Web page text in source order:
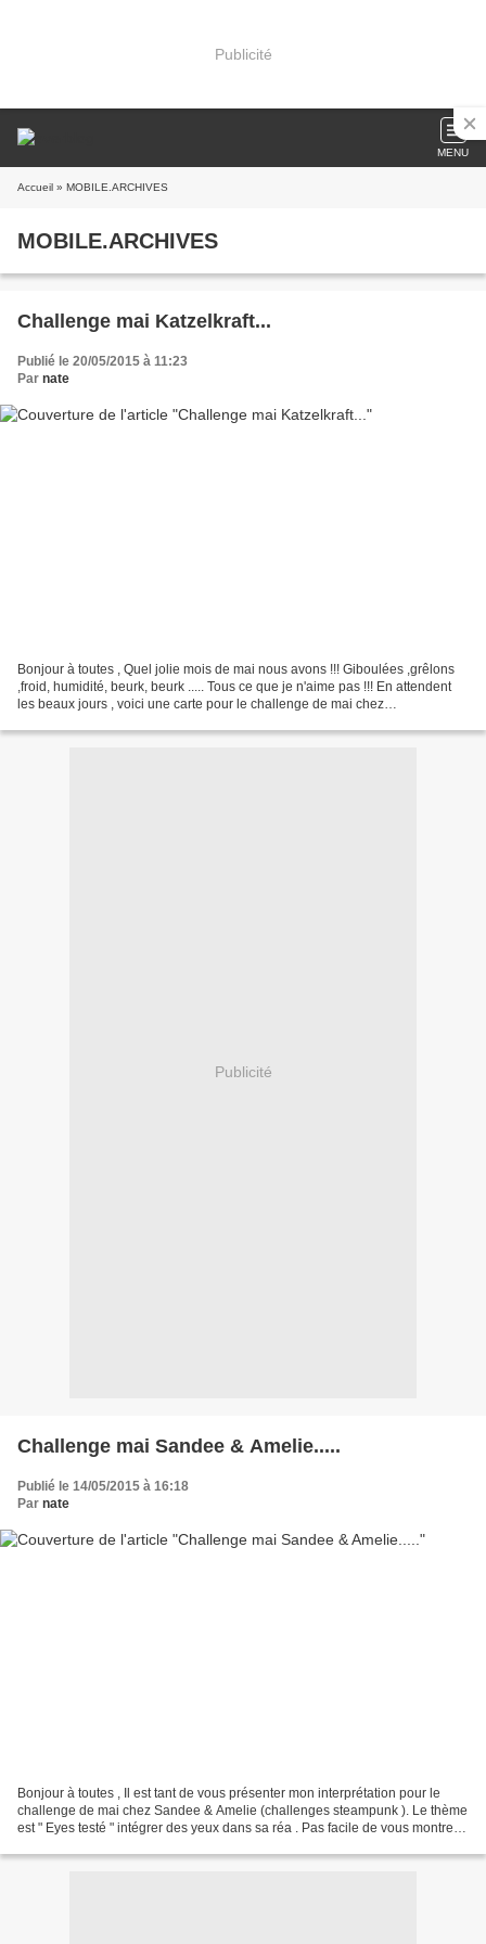
Publicité
MENU
Accueil » MOBILE.ARCHIVES
MOBILE.ARCHIVES
Challenge mai Katzelkraft...
Publié le 20/05/2015 à 11:23
Par nate
Bonjour à toutes , Quel jolie mois de mai nous avons !!! Giboulées ,grêlons
,froid, humidité, beurk, beurk ..... Tous ce que je n'aime pas !!! En attendent
les beaux jours , voici une carte pour le challenge de mai chez
Publicité
Challenge mai Sandee & Amelie.....
Publié le 14/05/2015 à 16:18
Par nate
Bonjour à toutes , Il est tant de vous présenter mon interprétation pour le
challenge de mai chez Sandee & Amelie (challenges steampunk ). Le thème
est " Eyes testé " intégrer des yeux dans sa réa . Pas facile de vous montrer